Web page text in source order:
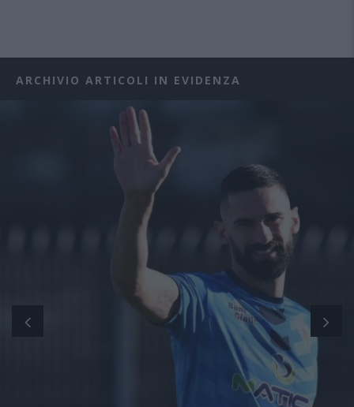
ARCHIVIO ARTICOLI IN EVIDENZA